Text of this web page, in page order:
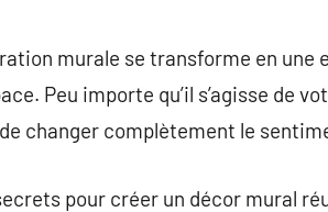
murale se transforme en une
Peu importe qu’il s’agisse de
changer complètement le
pour créer un décor mural